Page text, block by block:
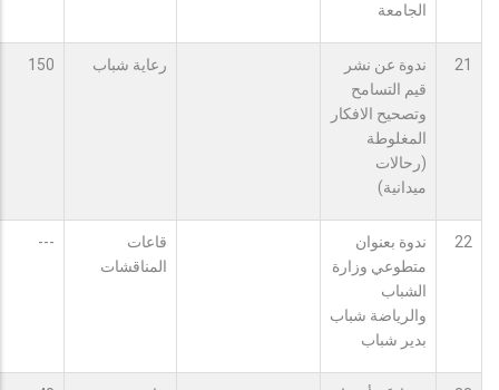
الجامعة
21
ندوة عن نشر
قيم التسامح
وتصحيح الافكار
المغلوطة
(رحالات
ميدانية)
رعاية شباب 150
22
ندوة بعنوان
متطوعي وزارة
الشباب
والرياضة شباب
بدير شباب
قاعات
المناقشات
---